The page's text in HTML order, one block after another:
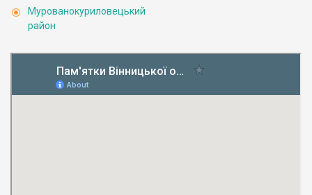
Мурованокуриловецький
район